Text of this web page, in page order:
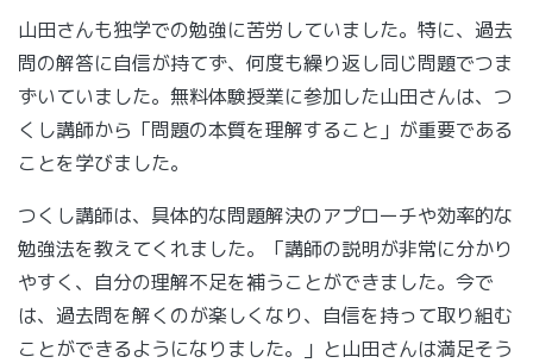
山田さんも独学での勉強に苦労していました。特に、過去
問の解答に自信が持てず、何度も繰り返し同じ問題でつま
ずいていました。無料体験授業に参加した山田さんは、つ
くし講師から「問題の本質を理解すること」が重要である
ことを学びました。
つくし講師は、具体的な問題解決のアプローチや効率的な
勉強法を教えてくれました。「講師の説明が非常に分かり
やすく、自分の理解不足を補うことができました。今で
は、過去問を解くのが楽しくなり、自信を持って取り組む
ことができるようになりました。」と山田さんは満足そう